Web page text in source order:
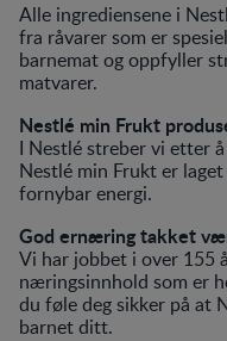
Alle ingrediensene i
fra råvarer som er
barnemat og oppfyller
matvarer.
Nestlé min Frukt
I Nestlé streber vi etter
Nestlé min Frukt er
fornybar energi.
God ernæring takket
Vi har jobbet i over 155
næringsinnhold som er
du føle deg sikker på at
barnet ditt.